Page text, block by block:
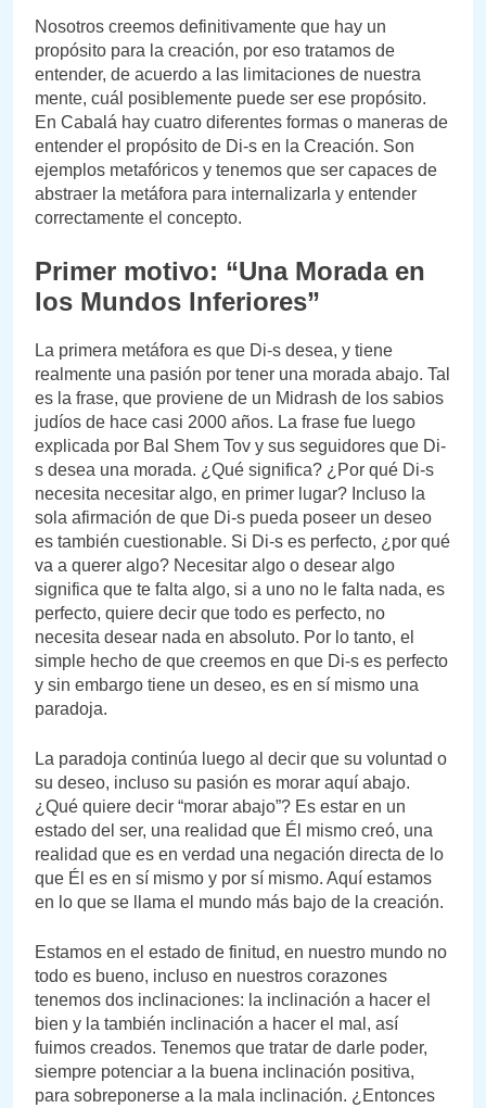
Nosotros creemos definitivamente que hay un
propósito para la creación, por eso tratamos de
entender, de acuerdo a las limitaciones de nuestra
mente, cuál posiblemente puede ser ese propósito.
En Cabalá hay cuatro diferentes formas o maneras de
entender el propósito de Di-s en la Creación. Son
ejemplos metafóricos y tenemos que ser capaces de
abstraer la metáfora para internalizarla y entender
correctamente el concepto.
Primer motivo: “Una Morada en
los Mundos Inferiores”
La primera metáfora es que Di-s desea, y tiene
realmente una pasión por tener una morada abajo. Tal
es la frase, que proviene de un Midrash de los sabios
judíos de hace casi 2000 años. La frase fue luego
explicada por Bal Shem Tov y sus seguidores que Di-
s desea una morada. ¿Qué significa? ¿Por qué Di-s
necesita necesitar algo, en primer lugar? Incluso la
sola afirmación de que Di-s pueda poseer un deseo
es también cuestionable. Si Di-s es perfecto, ¿por qué
va a querer algo? Necesitar algo o desear algo
significa que te falta algo, si a uno no le falta nada, es
perfecto, quiere decir que todo es perfecto, no
necesita desear nada en absoluto. Por lo tanto, el
simple hecho de que creemos en que Di-s es perfecto
y sin embargo tiene un deseo, es en sí mismo una
paradoja.
La paradoja continúa luego al decir que su voluntad o
su deseo, incluso su pasión es morar aquí abajo.
¿Qué quiere decir “morar abajo”? Es estar en un
estado del ser, una realidad que Él mismo creó, una
realidad que es en verdad una negación directa de lo
que Él es en sí mismo y por sí mismo. Aquí estamos
en lo que se llama el mundo más bajo de la creación.
Estamos en el estado de finitud, en nuestro mundo no
todo es bueno, incluso en nuestros corazones
tenemos dos inclinaciones: la inclinación a hacer el
bien y la también inclinación a hacer el mal, así
fuimos creados. Tenemos que tratar de darle poder,
siempre potenciar a la buena inclinación positiva,
para sobreponerse a la mala inclinación. ¿Entonces